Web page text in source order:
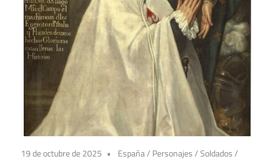
19 de octubre de 2025 España/ Personajes/Soldados/